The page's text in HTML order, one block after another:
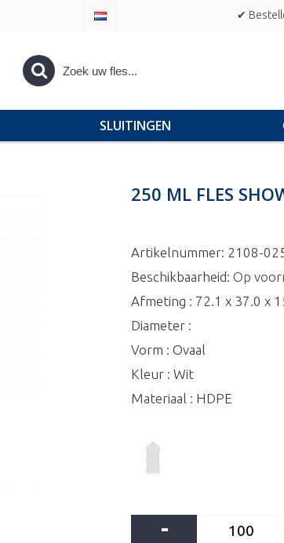
✔
SLUITINGEN
250 ML FLES
Artikelnummer: 2108-
Beschikbaarheid: Op
Afmeting : 72.1 x 37.0 x
Diameter :
Vorm : Ovaal
Kleur : Wit
Materiaal : HDPE
-